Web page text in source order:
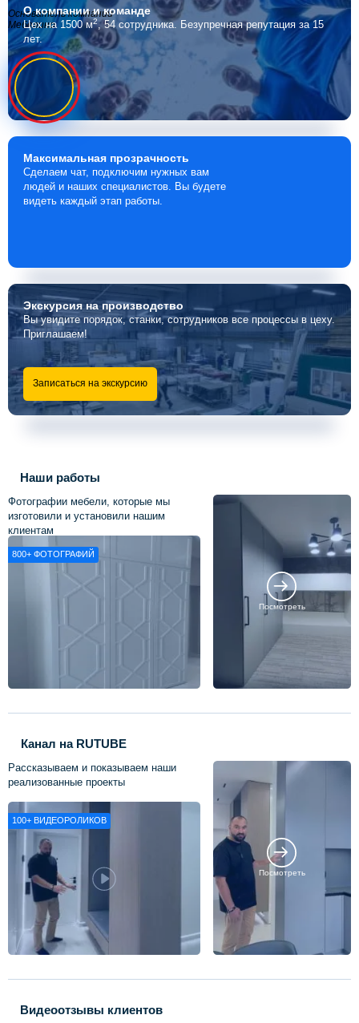
Основатель компании
Мебелино
О компаниии команде
Цех на 1500 м2, 54 сотрудника. Безупречная репутация за 15
лет.
Максимальная прозрачность
Сделаем чат, подключим нужных вам
людей и наших специалистов. Вы будете
видеть каждый этап работы.
Экскурсияна производство
Вы увидите порядок, станки, сотрудников все процессы в цеху.
Приглашаем!
Записаться на экскурсию
Наши работы
Фотографии мебели, которые мы
изготовили и установили нашим
клиентам
800+ ФОТОГРАФИЙ
Посмотреть
Канал на RUTUBE
Рассказываем и показываем наши
реализованные проекты
100+ ВИДЕОРОЛИКОВ
Посмотреть
Видеоотзывы клиентов